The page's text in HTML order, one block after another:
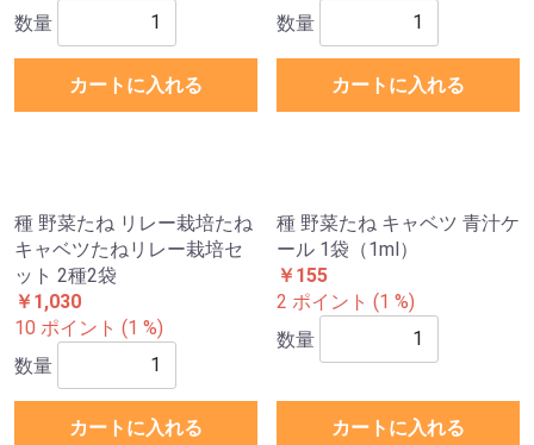
数量
カートに入れる
数量
カートに入れる
種 野菜たね リレー栽培たね
キャベツたねリレー栽培セ
ット 2種2袋
￥1,030
10 ポイント (1 %)
数量
カートに入れる
種 野菜たね キャベツ 青汁ケ
ール 1袋（1ml）
￥155
2 ポイント (1 %)
数量
カートに入れる